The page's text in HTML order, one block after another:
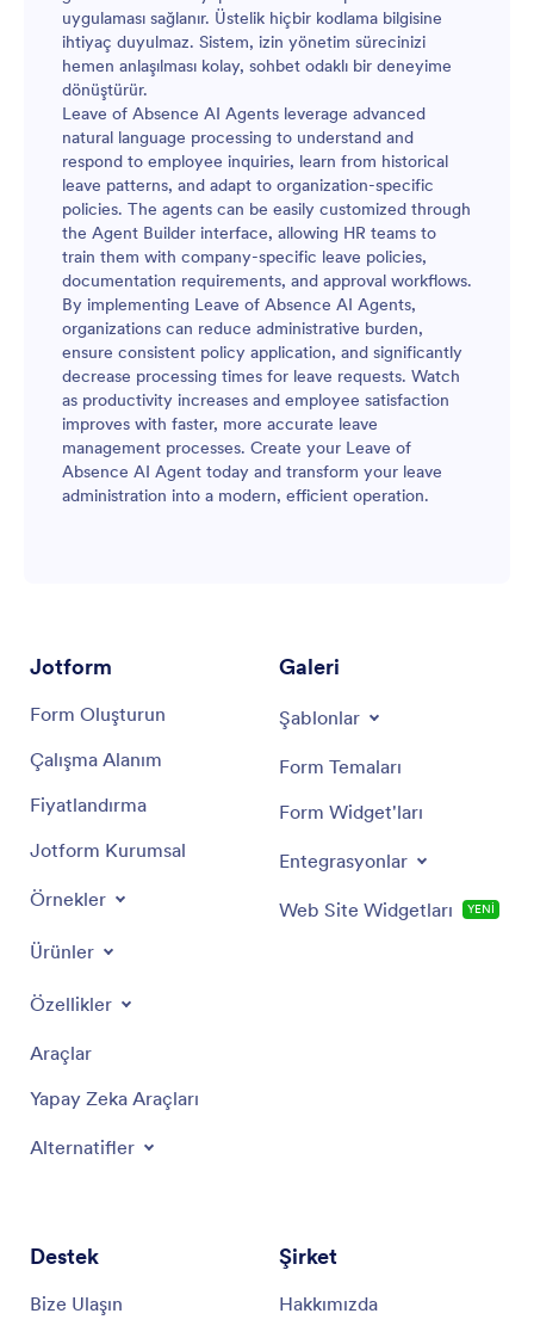
uygulaması sağlanır. Üstelik hiçbir kodlama bilgisine
ihtiyaç duyulmaz. Sistem, izin yönetim sürecinizi
hemen anlaşılması kolay, sohbet odaklı bir deneyime
dönüştürür.
Leave of Absence AI Agents leverage advanced
natural language processing to understand and
respond to employee inquiries, learn from historical
leave patterns, and adapt to organization-specific
policies. The agents can be easily customized through
the Agent Builder interface, allowing HR teams to
train them with company-specific leave policies,
documentation requirements, and approval workflows.
By implementing Leave of Absence AI Agents,
organizations can reduce administrative burden,
ensure consistent policy application, and significantly
decrease processing times for leave requests. Watch
as productivity increases and employee satisfaction
improves with faster, more accurate leave
management processes. Create your Leave of
Absence AI Agent today and transform your leave
administration into a modern, efficient operation.
Jotform
Form Oluşturun
Çalışma Alanım
Fiyatlandırma
Jotform Kurumsal
Örnekler
Ürünler
Özellikler
Araçlar
Yapay Zeka Araçları
Alternatifler
Galeri
Şablonlar
Form Temaları
Form Widget'ları
Entegrasyonlar
Web Site Widgetları YENİ
Destek
Bize Ulaşın
Şirket
Hakkımızda